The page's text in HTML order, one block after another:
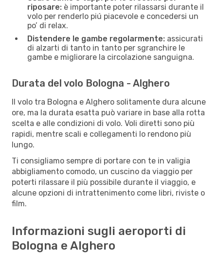
riposare: è importante poter rilassarsi durante il
volo per renderlo piú piacevole e concedersi un
po’ di relax.
Distendere le gambe regolarmente: assicurati
di alzarti di tanto in tanto per sgranchire le
gambe e migliorare la circolazione sanguigna.
Durata del volo Bologna - Alghero
Il volo tra Bologna e Alghero solitamente dura alcune
ore, ma la durata esatta può variare in base alla rotta
scelta e alle condizioni di volo. Voli diretti sono più
rapidi, mentre scali e collegamenti lo rendono più
lungo.
Ti consigliamo sempre di portare con te in valigia
abbigliamento comodo, un cuscino da viaggio per
poterti rilassare il più possibile durante il viaggio, e
alcune opzioni di intrattenimento come libri, riviste o
film.
Informazioni sugli aeroporti di
Bologna e Alghero